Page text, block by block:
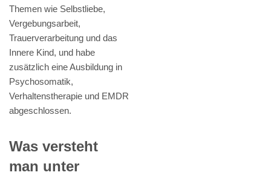
Themen wie Selbstliebe,
Vergebungsarbeit,
Trauerverarbeitung und das
Innere Kind, und habe
zusätzlich eine Ausbildung in
Psychosomatik,
Verhaltenstherapie und EMDR
abgeschlossen.
Was versteht
man unter